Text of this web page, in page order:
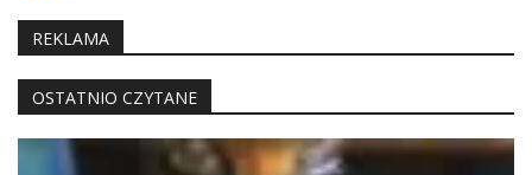
REKLAMA
OSTATNIO CZYTANE